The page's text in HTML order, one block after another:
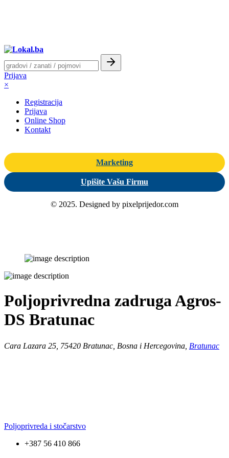
Prijava
×
Registracija
Prijava
Online Shop
Kontakt
Marketing
Upišite Vašu Firmu
© 2025. Designed by pixelprijedor.com
Poljoprivredna zadruga Agros-
DS Bratunac
Cara Lazara 25, 75420 Bratunac, Bosna i Hercegovina, Bratunac
Poljoprivreda i stočarstvo
+387 56 410 866